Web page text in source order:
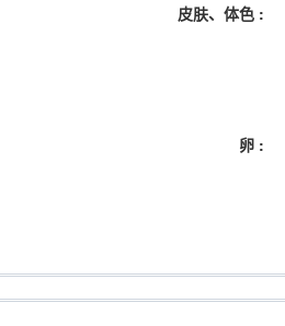
皮肤、体色 :
卵 :